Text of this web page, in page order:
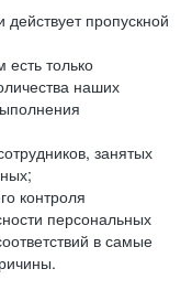
пропускной
только
наших
занятых
контроля
персональных
в самые